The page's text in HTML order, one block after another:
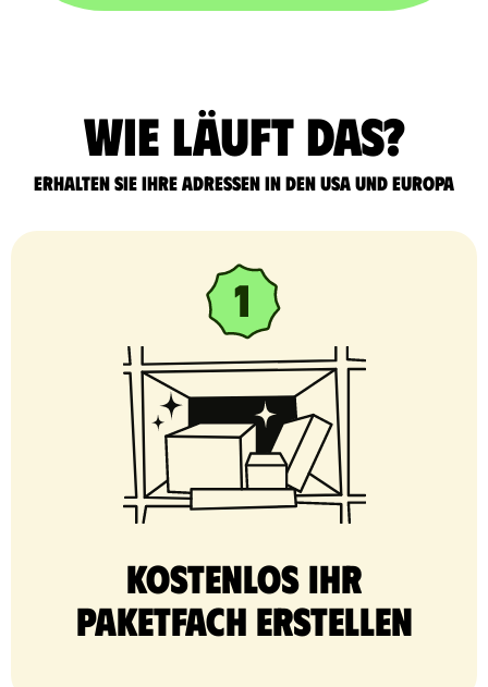
Wie läuft das?
Erhalten Sie Ihre Adressen in den USA und Europa
Kostenlos Ihr
Paketfach erstellen